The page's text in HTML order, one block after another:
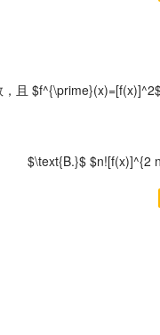
且
$\text{B.}$ $n![f(x)]^{2